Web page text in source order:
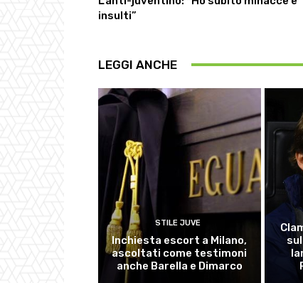
insulti”
LEGGI ANCHE
STILE JUVE
Inchiesta escort a Milano,
ascoltati come testimoni
anche Barella e Dimarco